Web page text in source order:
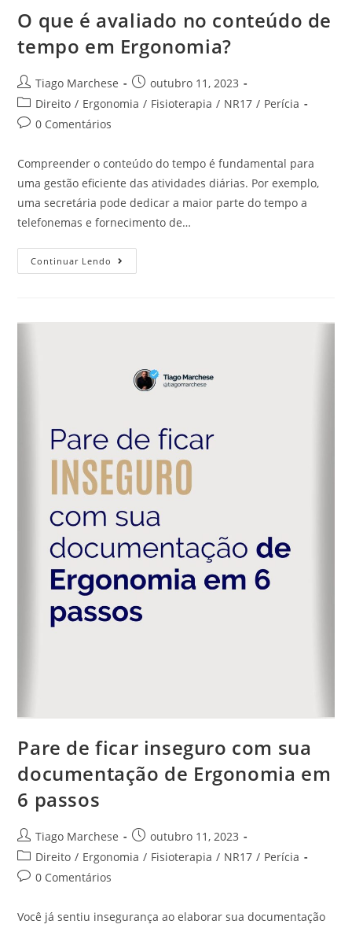
O que é avaliado no conteúdo de
tempo em Ergonomia?
Tiago Marchese
outubro 11, 2023
Direito / Ergonomia / Fisioterapia / NR17 / Perícia
0 Comentários
Compreender o conteúdo do tempo é fundamental para
uma gestão eficiente das atividades diárias. Por exemplo,
uma secretária pode dedicar a maior parte do tempo a
telefonemas e fornecimento de…
Continuar Lendo
Pare de ficar inseguro com sua
documentação de Ergonomia em
6 passos
Tiago Marchese
outubro 11, 2023
Direito / Ergonomia / Fisioterapia / NR17 / Perícia
0 Comentários
Você já sentiu insegurança ao elaborar sua documentação